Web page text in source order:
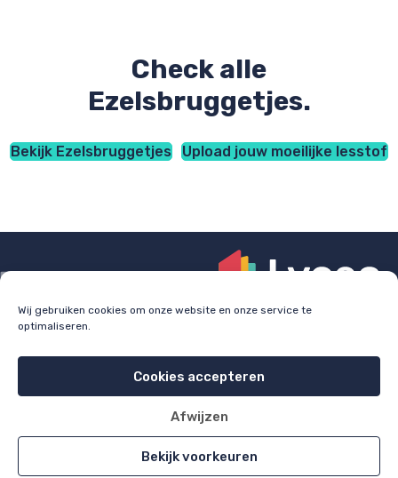
Wij gebruiken cookies om onze website en onze service te
optimaliseren.
Cookies accepteren
Afwijzen
Bekijk voorkeuren
Check alle
Ezelsbruggetjes.
Bekijk Ezelsbruggetjes Upload jouw moeilijke lesstof
examentraining.
All rights reserved 2026